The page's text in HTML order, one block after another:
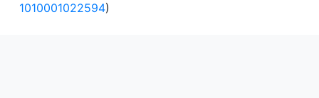
1010001022594)